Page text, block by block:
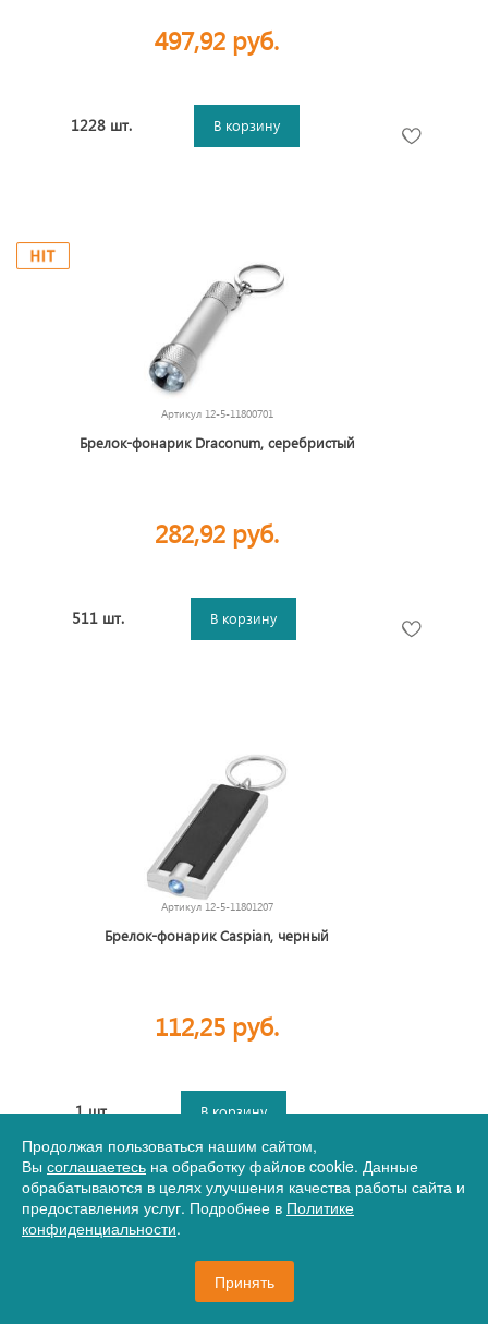
497,92 руб.
1228 шт. В корзину
Артикул 12-5-11800701
Брелок-фонарик Draconum, серебристый
282,92 руб.
511 шт. В корзину
Артикул 12-5-11801207
Брелок-фонарик Caspian, черный
112,25 руб.
1 шт. В корзину
Продолжая пользоваться нашим сайтом,
Вы соглашаетесь на обработку файлов cookie. Данные
обрабатываются в целях улучшения качества работы сайта и
предоставления услуг. Подробнее в Политике
конфиденциальности.
Принять